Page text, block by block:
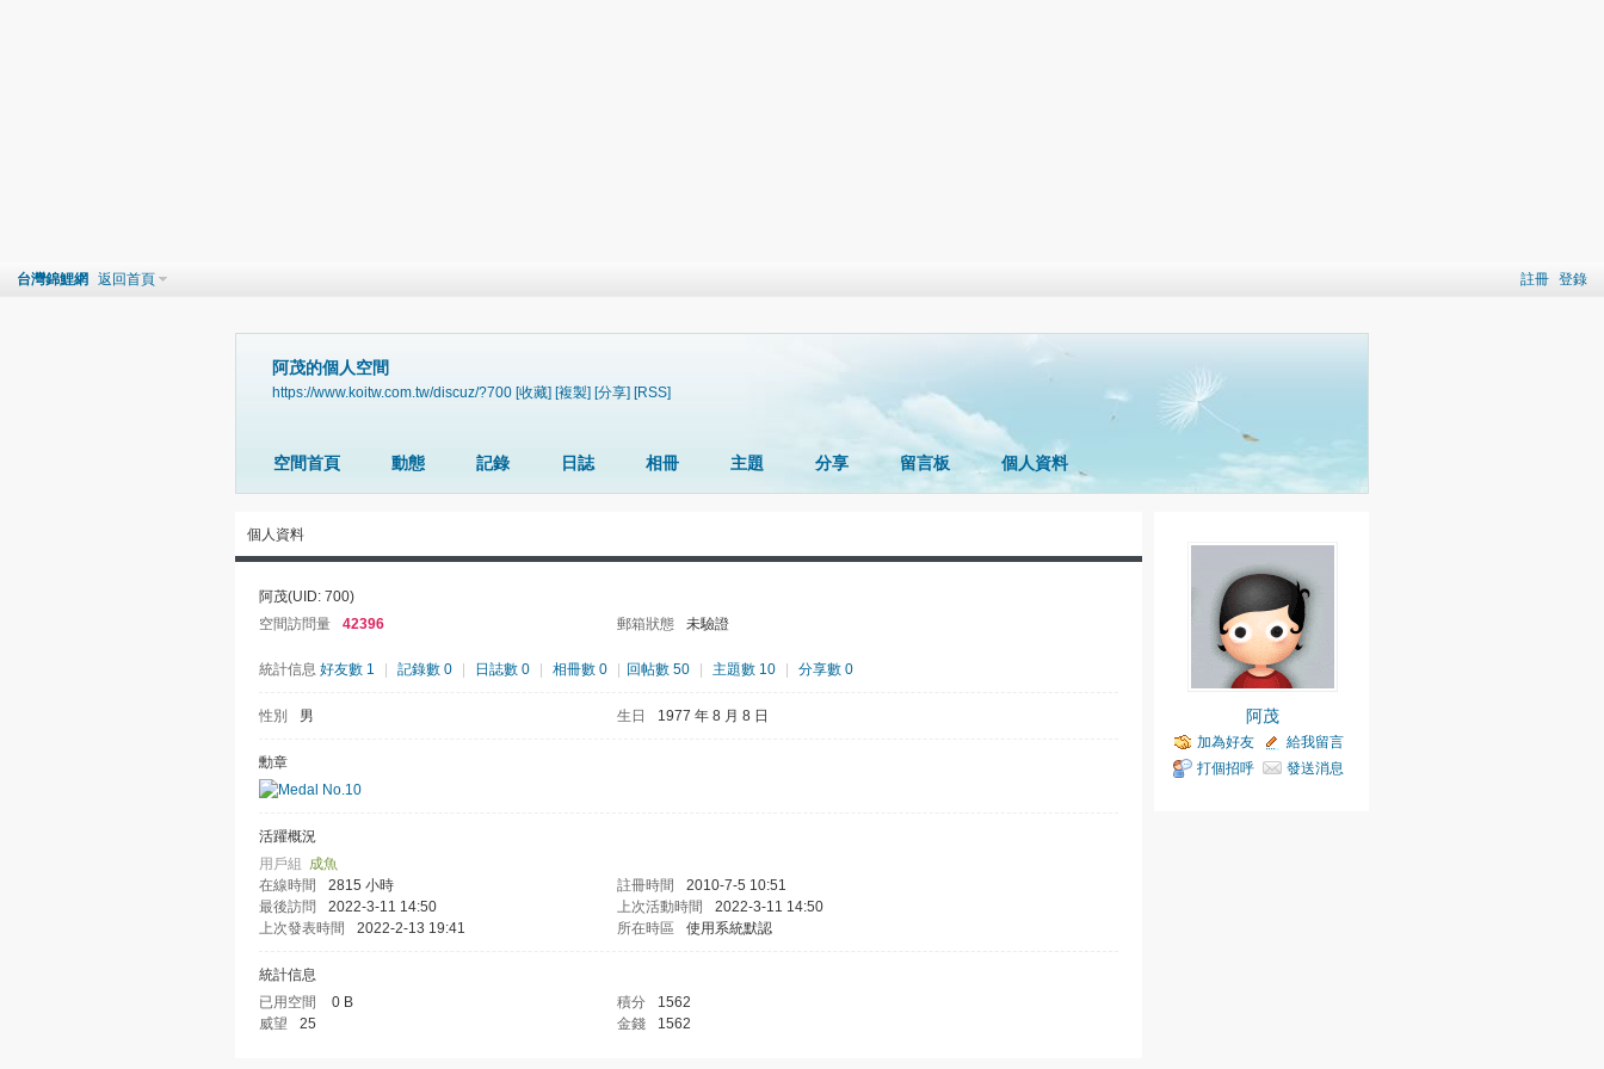
註冊 登錄
台灣錦鯉網 返回首頁
阿茂的個人空間
https://www.koitw.com.tw/discuz/?700 [收藏] [複製] [分享] [RSS]
空間首頁 動態 記錄 日誌 相冊 主題 分享 留言板 個人資料
個人資料
阿茂(UID: 700)
空間訪問量
42396 郵箱狀態 未驗證
統計信息 好友數 1 記錄數 0 日誌數 0 相冊數 0 回帖數 50 主題數 10 分享數 0
性別 男 生日 1977 年 8 月 8 日
勳章
活躍概況
用戶組 成魚
在線時間
2815 小時 註冊時間
2010-7-5 10:51
最後訪問
2022-3-11 14:50 上次活動時間
2022-3-11 14:50
上次發表時間
2022-2-13 19:41 所在時區 使用系統默認
統計信息
已用空間
0 B 積分
1562
威望
25 金錢 1562
阿茂
加為好友
給我留言
打個招呼
發送消息